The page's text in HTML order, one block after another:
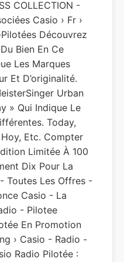
COLLECTION -
Casio › Fr ›
Découvrez
Bien En Ce
Les Marques
Et D’originalité.
Urban
» Qui Indique Le
Today,
Hoy, Etc. Compter
Limitée À 100
Dix Pour La
Toutes Les Offres -
Casio - La
- Pilotee
En Promotion
› Casio - Radio -
Radio Pilotée :